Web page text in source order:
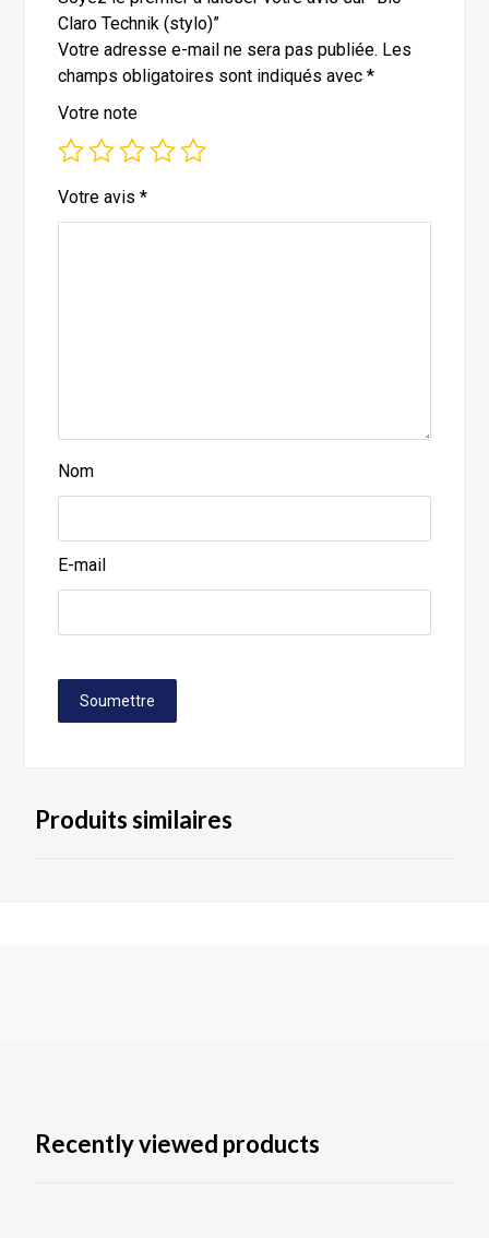
Claro Technik (stylo)”
Votre adresse e-mail ne sera pas publiée. Les
champs obligatoires sont indiqués avec*
Votre note
Votre avis*
Nom
E-mail
Produits similaires
Recently viewed products